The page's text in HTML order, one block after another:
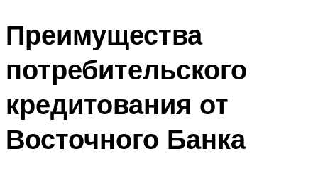
Преимущества
потребительского
кредитования от
Восточного Банка